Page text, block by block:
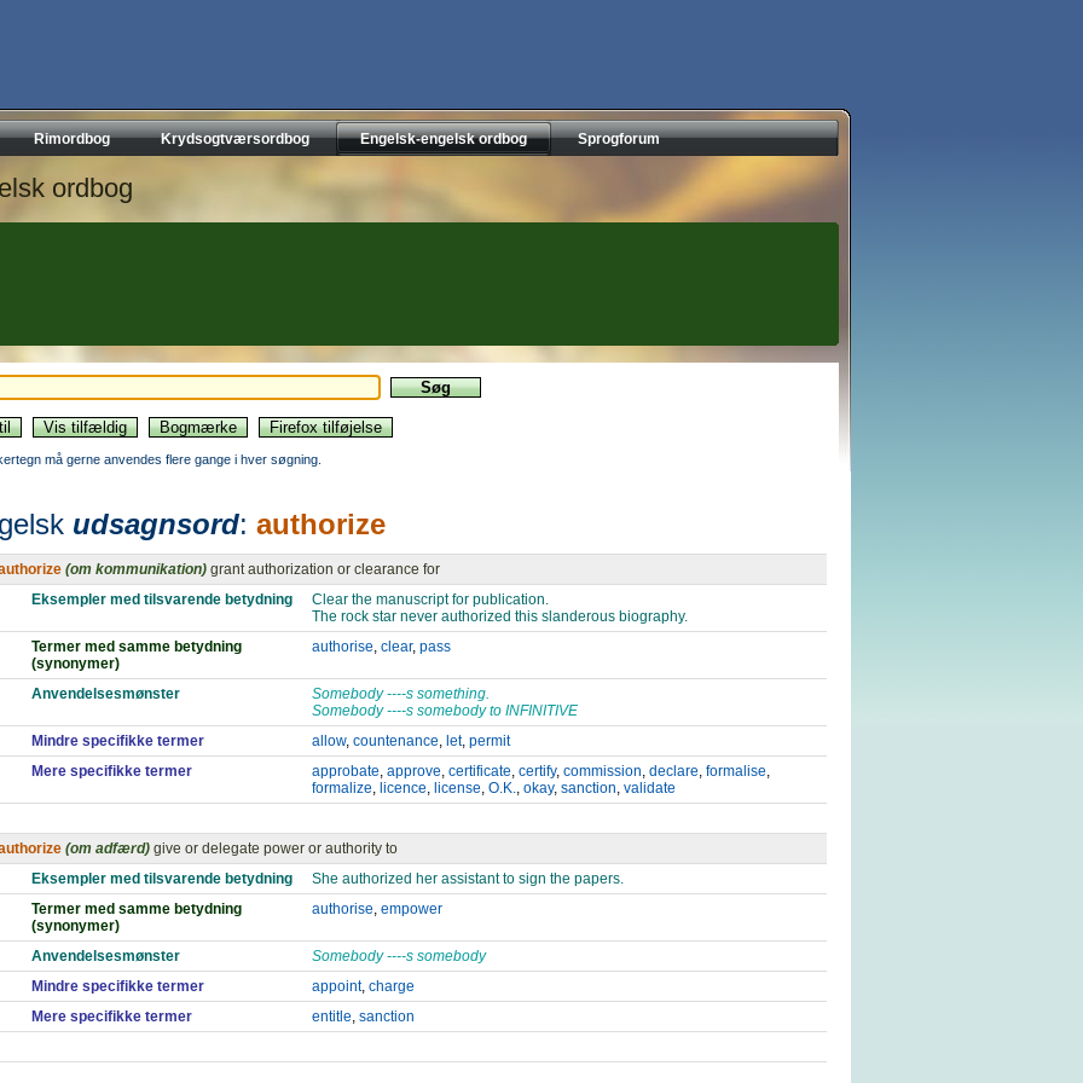
Rimordbog Krydsogtværsordbog Engelsk-engelsk ordbog Sprogforum
ordbog
må gerne anvendes flere gange i hver søgning.
udsagnsord: authorize
(om kommunikation) grant authorization or clearance for
Eksempler med tilsvarende betydning
Clear the manuscript for publication.
The rock star never authorized this slanderous biography.
Termer med samme betydning
(synonymer)
authorise, clear, pass
Anvendelsesmønster
Somebody ----s something.
Somebody ----s somebody to INFINITIVE
Mindre specifikke termer
allow, countenance, let, permit
Mere specifikke termer
approbate, approve, certificate, certify, commission, declare, formalise,
formalize, licence, license, O.K., okay, sanction, validate
(om adfærd) give or delegate power or authority to
Eksempler med tilsvarende betydning
She authorized her assistant to sign the papers.
Termer med samme betydning
(synonymer)
authorise, empower
Anvendelsesmønster
Somebody ----s somebody
Mindre specifikke termer
appoint, charge
Mere specifikke termer
entitle, sanction